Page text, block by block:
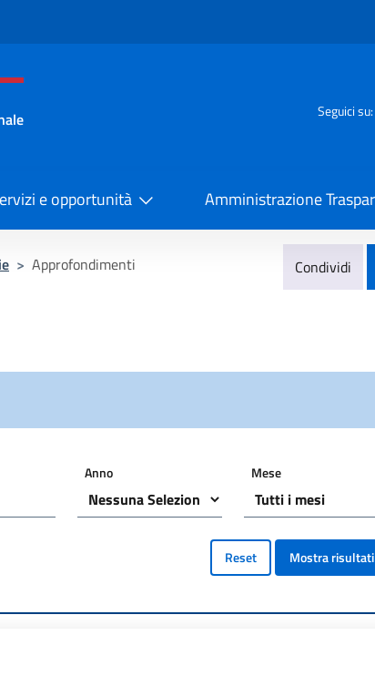
menù
Seguici su:
e opportunità Amministrazione
> Approfondimenti Condividi
Anno Mese
Reset Mostra risultati